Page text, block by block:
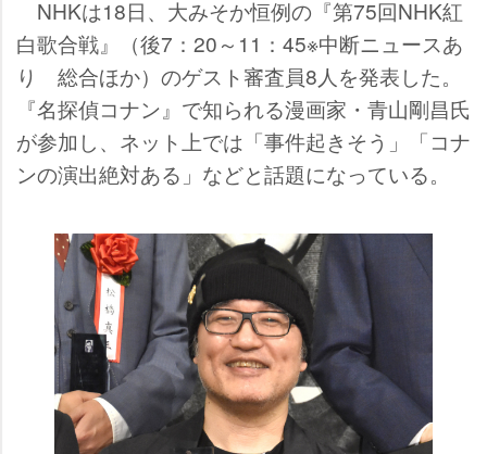
NHKは18日、大みそか恒例の『第75回NHK紅
白歌合戦』（後7：20～11：45※中断ニュースあ
り 総合ほか）のゲスト審査員8人を発表した。
『名探偵コナン』で知られる漫画家・青山剛昌氏
が参加し、ネット上では「事件起きそう」「コナ
ンの演出絶対ある」などと話題になっている。